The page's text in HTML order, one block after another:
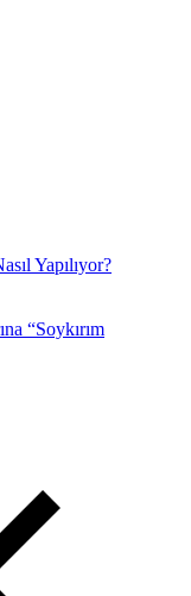
Yapılıyor?
“Soykırım